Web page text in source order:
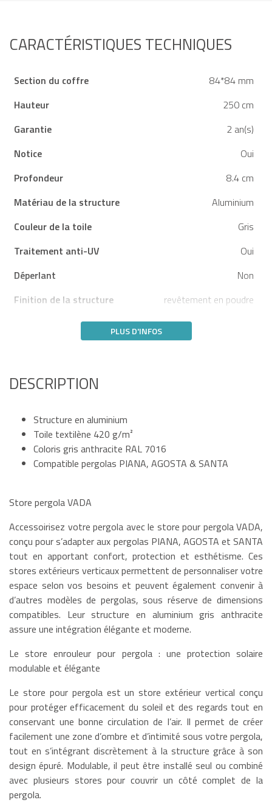
CARACTÉRISTIQUES TECHNIQUES
Section du coffre
84*84 mm
Hauteur
250 cm
Garantie
2 an(s)
Notice
Oui
Profondeur
8.4 cm
Matériau de la structure
Aluminium
Couleur de la toile
Gris
Traitement anti-UV
Oui
Déperlant
Non
Finition de la structure
revêtement en poudre
PLUS D'INFOS
DESCRIPTION
Structure en aluminium
Toile textilène 420 g/m²
Coloris gris anthracite RAL 7016
Compatible pergolas PIANA, AGOSTA & SANTA
Store pergola VADA
Accessoirisez votre pergola avec le store pour pergola VADA,
conçu pour s’adapter aux pergolas PIANA, AGOSTA et SANTA
tout en apportant confort, protection et esthétisme. Ces
stores extérieurs verticaux permettent de personnaliser votre
espace selon vos besoins et peuvent également convenir à
d’autres modèles de pergolas, sous réserve de dimensions
compatibles. Leur structure en aluminium gris anthracite
assure une intégration élégante et moderne.
Le store enrouleur pour pergola : une protection solaire
modulable et élégante
Le store pour pergola est un store extérieur vertical conçu
pour protéger efficacement du soleil et des regards tout en
conservant une bonne circulation de l’air. Il permet de créer
facilement une zone d’ombre et d’intimité sous votre pergola,
tout en s’intégrant discrètement à la structure grâce à son
design épuré. Modulable, il peut être installé seul ou combiné
avec plusieurs stores pour couvrir un côté complet de la
pergola.